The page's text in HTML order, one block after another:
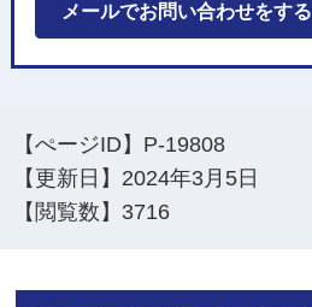
メールでお問い合わせをする
【ぺージID】 P-19808
【更新日】 2024年3月5日
【閲覧数】 3716